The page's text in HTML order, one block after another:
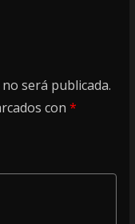
será publicada.
con *